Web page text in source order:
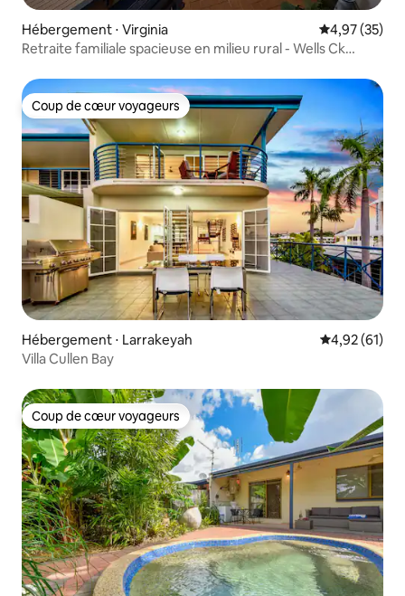
Hébergement ⋅ Virginia Évaluation
4,97 (35)
Retraite familiale spacieuse en milieu rural - Wells Ck
Coup de cœur voyageurs
Coup de cœur voyageurs
Hébergement ⋅ Larrakeyah Évaluation
4,92 (61)
Villa Cullen Bay
Coup de cœur voyageurs
Coup de cœur voyageurs